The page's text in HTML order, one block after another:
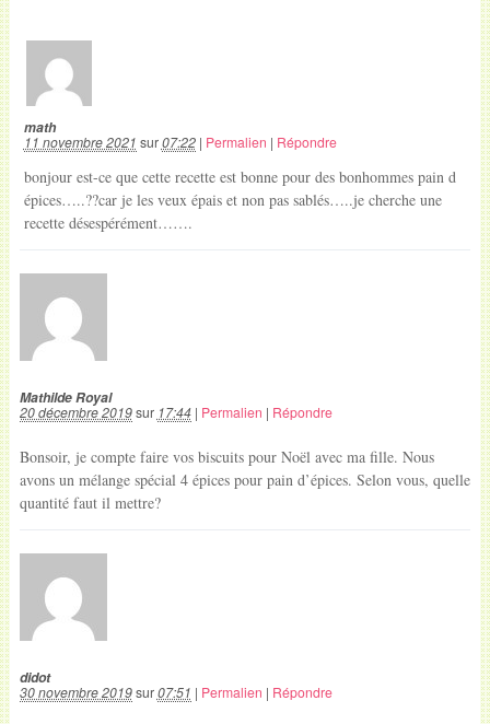
math
11 novembre 2021 sur07:22| Permalien | Répondre
bonjour est-ce que cette recette est bonne pour des bonhommes pain d
épices…..??car je les veux épais et non pas sablés…..je cherche une
recette désespérément…….
Mathilde Royal
20 décembre 2019sur 17:44| Permalien | Répondre
Bonsoir, je compte faire vos biscuits pour Noël avec ma fille. Nous
avons un mélange spécial 4 épices pour pain d’épices. Selon vous, quelle
quantité faut il mettre?
didot
30 novembre 2019sur07:51 | Permalien | Répondre